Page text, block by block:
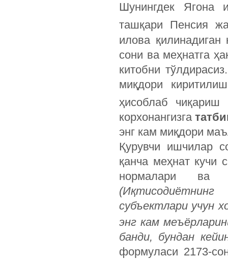
Шунингдек Ягона
ташқари Пенсия
илова
сони ва меҳнатга
китобни
миқдори
ҳисоблаб чиқариш
корхонангизга
энг кам миқдори
Қурувчи ишчилар
қанча меҳнат кучи
нормалари ва
(Иқтисодиётнинг
субъектлари учун
энг кам
банди, бундан
формуласи 2173-